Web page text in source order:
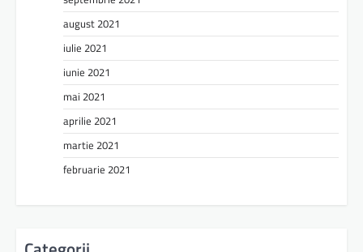
august 2021
iulie 2021
iunie 2021
mai 2021
aprilie 2021
martie 2021
februarie 2021